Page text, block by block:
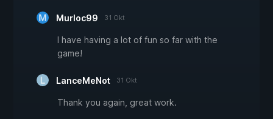
Murloc99 31 Okt
I have having a lot of fun so far with the
game!
LanceMeNot 31 Okt
Thank you again, great work.